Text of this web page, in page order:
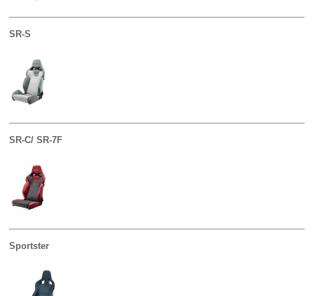
SR-S
SR-C/ SR-7F
Sportster